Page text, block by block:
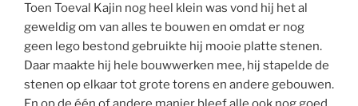
Toen Toeval Kajin nog heel klein was vond hij het al
geweldig om van alles te bouwen en omdat er nog
geen lego bestond gebruikte hij mooie platte stenen.
Daar maakte hij hele bouwwerken mee, hij stapelde de
stenen op elkaar tot grote torens en andere gebouwen.